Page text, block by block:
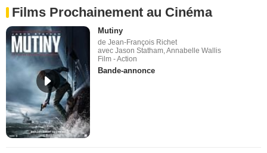
Films Prochainement au Cinéma
Mutiny
de Jean-François Richet
avec Jason Statham, Annabelle Wallis
Film - Action
Bande-annonce